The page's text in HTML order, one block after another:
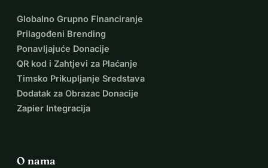
Globalno Grupno Financiranje
Prilagođeni Brending
Ponavljajuće Donacije
QR kod i Zahtjevi za Plaćanje
Timsko Prikupljanje Sredstava
Dodatak za Obrazac Donacije
Zapier Integracija
O nama